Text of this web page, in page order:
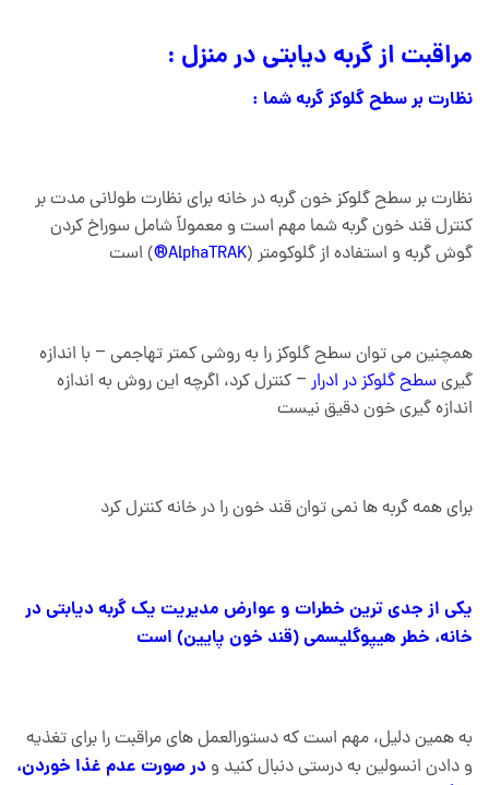
مراقبت از گربه دیابتی در منزل :
نظارت بر سطح گلوکز گربه شما :
نظارت بر سطح گلوکز خون گربه در خانه برای نظارت طولانی مدت بر
کنترل قند خون گربه شما مهم است و معمولاً شامل سوراخ کردن
گوش گربه و استفاده از گلوکومتر (AlphaTRAK® ) است
همچنین می توان سطح گلوکز را به روشی کمتر تهاجمی – با اندازه
گیریسطح گلوکز در ادرار – کنترل کرد، اگرچه این روش به اندازه
اندازه گیری خون دقیق نیست
برای همه گربه ها نمی توان قند خون را در خانه کنترل کرد
یکی از جدی ترین خطرات و عوارض مدیریت یک گربه دیابتی در
خانه، خطر هیپوگلیسمی (قند خون پایین) است
به همین دلیل، مهم است که دستورالعمل های مراقبت را برای تغذیه
و دادن انسولین به درستی دنبال کنید و در صورت عدم غذا خوردن،